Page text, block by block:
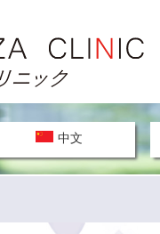
中文